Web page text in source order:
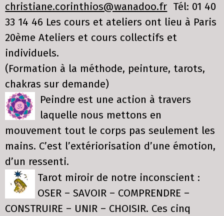
christiane.corinthios@wanadoo.fr Tél: 01 40
33 14 46 Les cours et ateliers ont lieu à Paris
20ème Ateliers et cours collectifs et
individuels.
(Formation à la méthode, peinture, tarots,
chakras sur demande)
Peindre est une action à travers
laquelle nous mettons en
mouvement tout le corps pas seulement les
mains. C’est l’extériorisation d’une émotion,
d’un ressenti.
Tarot miroir de notre inconscient :
OSER – SAVOIR – COMPRENDRE –
CONSTRUIRE – UNIR – CHOISIR. Ces cinq